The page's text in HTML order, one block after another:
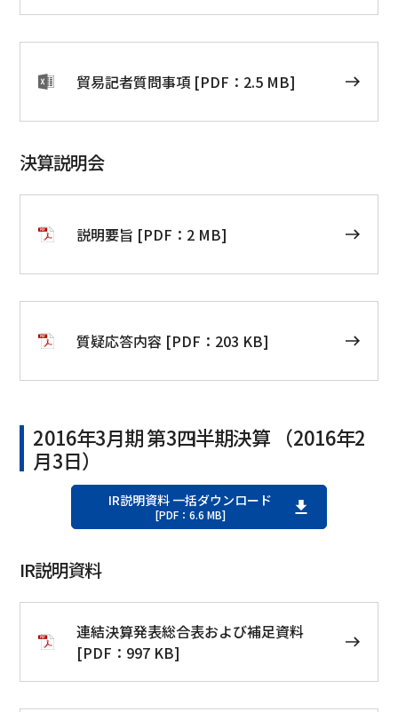
貿易記者質問事項 [PDF：2.5 MB]
決算説明会
説明要旨 [PDF：2 MB]
質疑応答内容 [PDF：203 KB]
2016年3月期 第3四半期決算 （2016年2
月3日）
IR説明資料 一括ダウンロード
[PDF：6.6 MB]
IR説明資料
連結決算発表総合表および補足資料
[PDF：997 KB]